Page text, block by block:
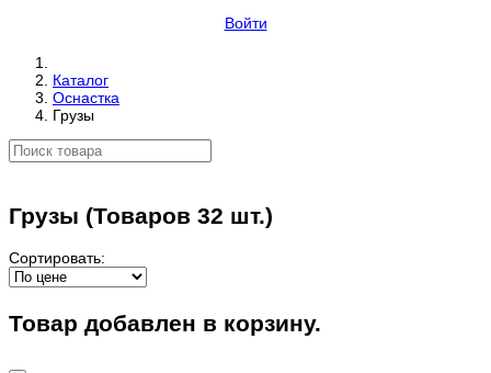
Войти
Каталог
Оснастка
Грузы
Грузы (Товаров 32 шт.)
Сортировать:
Товар добавлен в корзину.